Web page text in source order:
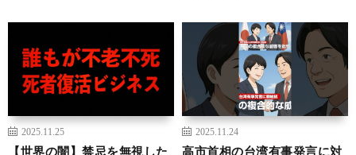
2025.11.25
【世界の闇】禁忌を無視した
2025.11.24
高市首相の台湾有事発言に対